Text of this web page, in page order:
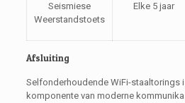
Seismiese
Weerstandstoets
Elke 5 jaar
Afsluiting
Selfonderhoudende WiFi-staaltorings
komponente van moderne